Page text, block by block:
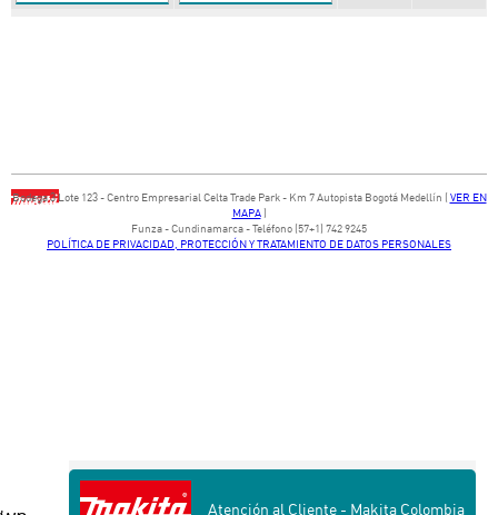
Bodega ​3 Lote ​123 - ​Centro Empresarial Celta Trade Park - ​Km 7 Autopista Bogotá Medellín​ ( VER EN
MAPA)
​Funza - Cundinamarca - Teléfono (57+1) 742 9245
POLÍTICA DE PRIVACIDAD, PROTECCIÓN Y TRATAMIENTO DE DATOS PERSONALES
Atención al Cliente - Makita Colombia